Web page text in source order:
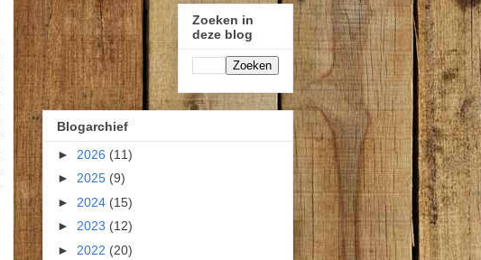
Zoeken in
deze blog
Blogarchief
► 2026 (11)
► 2025 (9)
► 2024 (15)
► 2023 (12)
► 2022 (20)